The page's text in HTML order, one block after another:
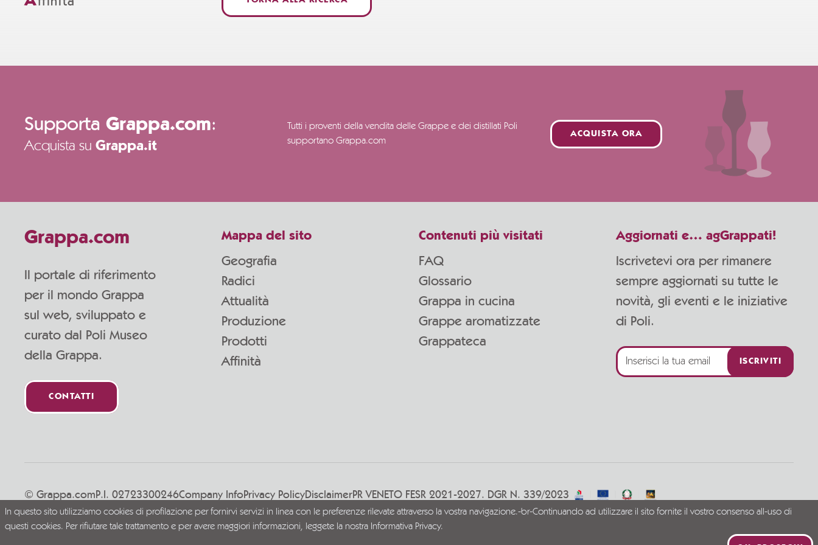
Supporta Grappa.com:
Acquista su Grappa.it
Tutti i proventi della vendita delle Grappe e dei distillati Poli
supportano Grappa.com
ACQUISTA ORA
Aggiornati e… agGrappati!
Iscrivetevi ora per rimanere
sempre aggiornati su tutte le
novità, gli eventi e le iniziative
di Poli.
ISCRIVITI
Grappa.com
Il portale di riferimento
per il mondo Grappa
sul web, sviluppato e
curato dal Poli Museo
della Grappa.
CONTATTI
Mappa del sito
Geografia
Radici
Attualità
Produzione
Prodotti
Affinità
Contenuti più visitati
FAQ
Glossario
Grappa in cucina
Grappe aromatizzate
Grappateca
Vivi la Grappa responsabilmente
© Grappa.comP.I. 02723300246Company InfoPrivacy PolicyDisclaimerPR VENETO FESR 2021-2027. DGR N. 339/2023
In questo sito utilizziamo cookies di profilazione per fornirvi servizi in linea con le preferenze rilevate attraverso la vostra navigazione.-br-Continuando ad utilizzare il sito fornite il vostro consenso all-uso di
questi cookies. Per rifiutare tale trattamento e per avere maggiori informazioni, leggete la nostra Informativa Privacy.